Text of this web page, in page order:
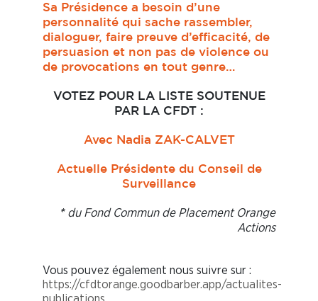
Sa Présidence a besoin d’une
personnalité qui sache rassembler,
dialoguer, faire preuve d’efficacité, de
persuasion et non pas de violence ou
de provocations en tout genre…
VOTEZ POUR LA LISTE SOUTENUE
PAR LA CFDT :
Avec Nadia ZAK-CALVET
Actuelle Présidente du Conseil de
Surveillance
* du Fond Commun de Placement Orange
Actions
Vous pouvez également nous suivre sur :
https://cfdtorange.goodbarber.app/actualites-